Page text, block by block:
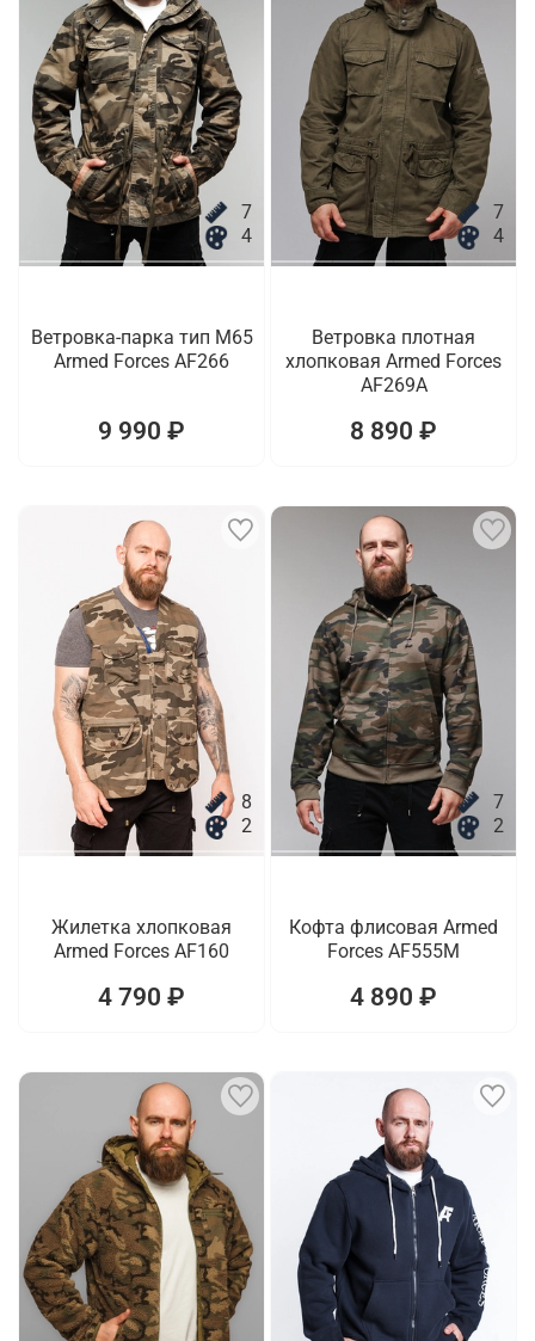
7
4
Ветровка-парка тип M65
Armed Forces AF266
9 990 ₽
7
4
Ветровка плотная
хлопковая Armed Forces
AF269A
8 890 ₽
8
2
Жилетка хлопковая
Armed Forces AF160
4 790 ₽
7
2
Кофта флисовая Armed
Forces AF555M
4 890 ₽